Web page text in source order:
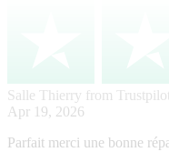
Salle Thierry from Trustpilot
Apr 19, 2026
Parfait merci une bonne